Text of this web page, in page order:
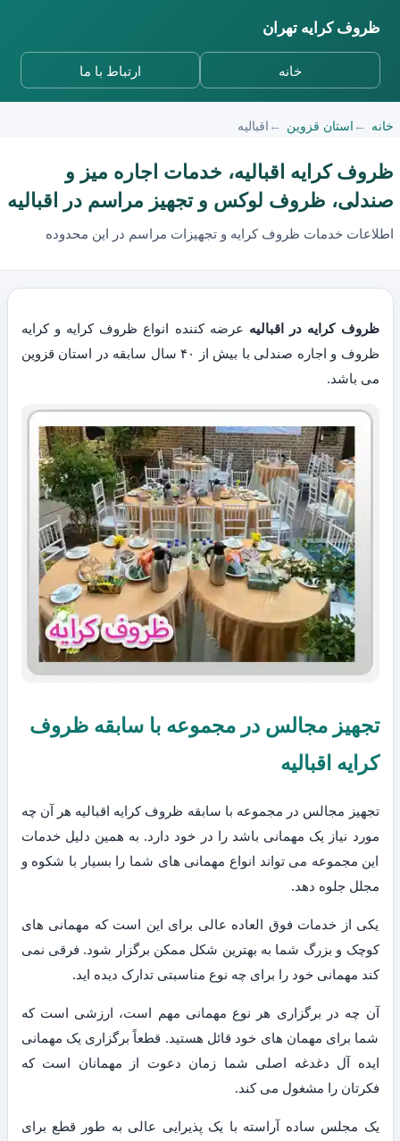
ظروف کرایه تهران
خانه ارتباط با ما
خانه استان قزوین اقبالیه
ظروف کرایه اقبالیه، خدمات اجاره میز و
صندلی، ظروف لوکس و تجهیز مراسم در اقبالیه
اطلاعات خدمات ظروف کرایه و تجهیزات مراسم در این محدوده
ظروف کرایه در اقبالیه عرضه کننده انواع ظروف کرایه و کرایه
ظروف و اجاره صندلی با بیش از ۴۰ سال سابقه در استان قزوین
می باشد.
تجهیز مجالس در مجموعه با سابقه ظروف
کرایه اقبالیه
تجهیز مجالس در مجموعه با سابقه ظروف کرایه اقبالیه هر آن چه
مورد نیاز یک مهمانی باشد را در خود دارد. به همین دلیل خدمات
این مجموعه می تواند انواع مهمانی های شما را بسیار با شکوه و
مجلل جلوه دهد.
یکی از خدمات فوق العاده عالی برای این است که مهمانی های
کوچک و بزرگ شما به بهترین شکل ممکن برگزار شود. فرقی نمی
کند مهمانی خود را برای چه نوع مناسبتی تدارک دیده اید.
آن چه در برگزاری هر نوع مهمانی مهم است، ارزشی است که
شما برای مهمان های خود قائل هستید. قطعاً برگزاری یک مهمانی
ایده آل دغدغه اصلی شما زمان دعوت از مهمانان است که
فکرتان را مشغول می کند.
یک مجلس ساده آراسته با یک پذیرایی عالی به طور قطع برای